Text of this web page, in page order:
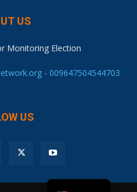
US
Monitoring Election
- 009647504544703
US